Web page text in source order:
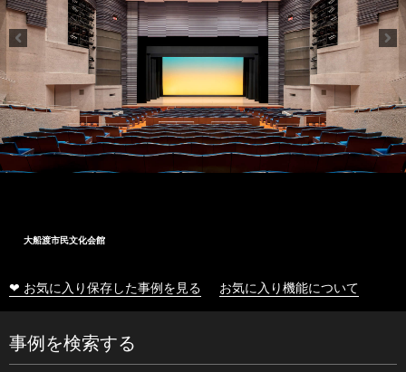
大船渡市民文化会館
❤ お気に入り保存した事例を見る お気に入り機能について
事例を検索する